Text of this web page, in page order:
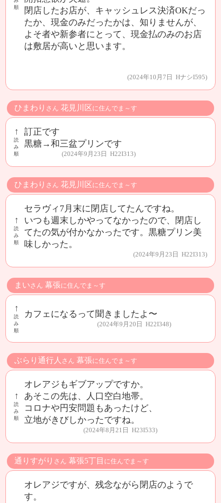
順
閉店したお店が、キャッシュレス決済OKだっ
たか、現金のみだったかは、知りませんが、
よそ者や新参者にとって、現金払のみのお店
は敷居が高いと思います。
(2024年10月7日 HナシI595)
ひまわり さん 花見川区に住んでま～す
↑
読
み
順
訂正です
黒糖→和三盆プリンです
(2024年9月23日 H22I313)
ひまわり さん 花見川区に住んでま～す
↑
読
み
順
セラヴィ7月末に閉店してたんですね。
いつも週末しかやってなかったので、閉店し
てたの気が付かなかったです。黒糖プリン美
味しかった。
(2024年9月23日 H22I313)
まい さん 幕張に住んでま～す
↑
読
み
順
カフェになるって聞きましたよ〜
(2024年9月20日 H22I348)
ぶらり通行人 さん 幕張に住んでま～す
↑
読
み
順
オレアジもギブアップですか。
あそこの先は、人口空白地帯。
コロナや円安問題もあったけど、
立地がきびしかったですね。
(2024年8月21日 H23I533)
通りすがり さん 幕張5丁目 に住んでま～す
オレアジですが、残念ながら閉店のようで
す。